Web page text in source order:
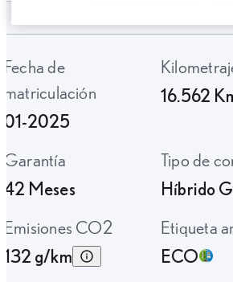
Fecha de
matriculación
01-2025
16.562
Garantía
42 Meses
Tipo de
Híbrido
Emisiones CO2
132 g/km
Etiqueta
ECO